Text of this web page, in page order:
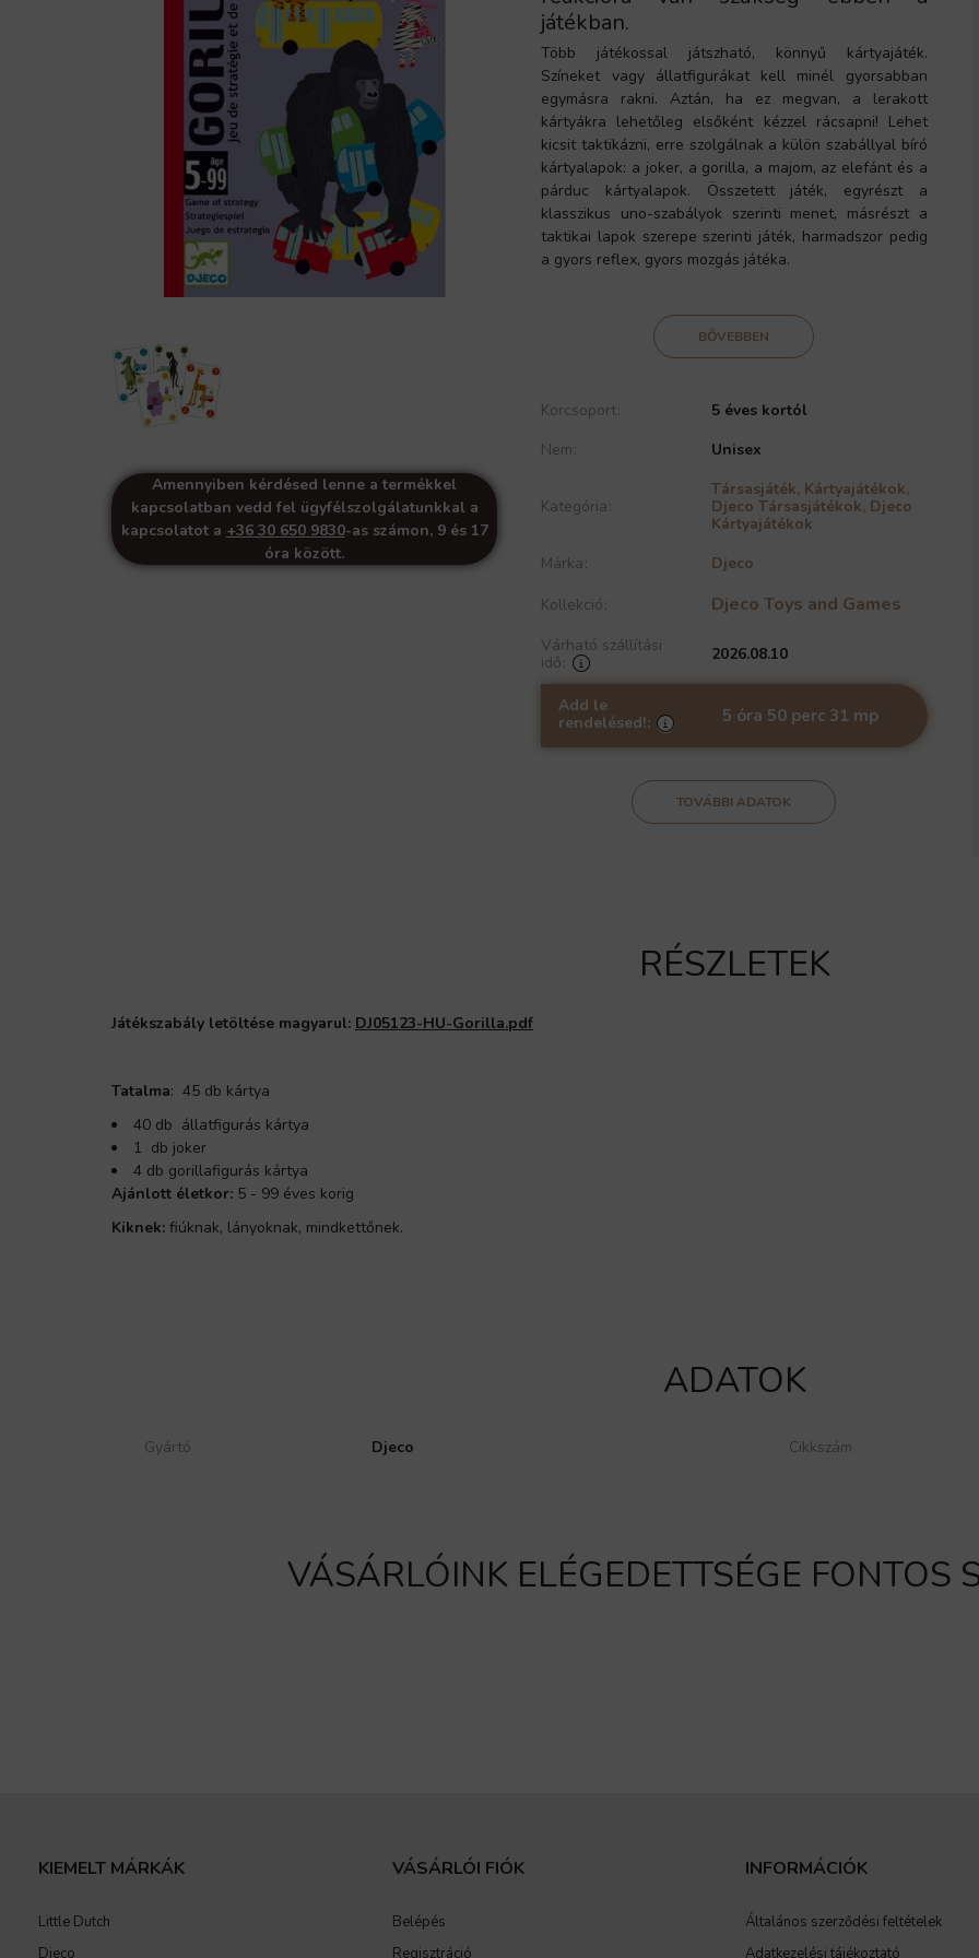
Amennyiben kérdésed lenne a termékkel
kapcsolatban vedd fel ügyfélszolgálatunkkal a
kapcsolatot a +36 30 650 9830-as számon, 9 és 17
óra között.
játékban.
Több játékossal játszható, könnyű kártyajáték.
Színeket vagy állatfigurákat kell minél gyorsabban
egymásra rakni. Aztán, ha ez megvan, a lerakott
kártyákra lehetőleg elsőként kézzel rácsapni! Lehet
kicsit taktikázni, erre szolgálnak a külön szabállyal bíró
kártyalapok: a joker, a gorilla, a majom, az elefánt és a
párduc kártyalapok. Összetett játék, egyrészt a
klasszikus uno-szabályok szerinti menet, másrészt a
taktikai lapok szerepe szerinti játék, harmadszor pedig
a gyors reflex, gyors mozgás játéka.
BŐVEBBEN
Korcsoport
5 éves kortól
Nem
Unisex
Kategória
Társasjáték, Kártyajátékok,
Djeco Társasjátékok, Djeco
Kártyajátékok
Márka
Djeco
Kollekció
Djeco Toys and Games
Várható szállítási
idő
2026.08.10
Add le
rendelésed!
5 óra 50 perc 31 mp
TOVÁBBI ADATOK
RÉSZLETEK
Játékszabály letöltése magyarul: DJ05123-HU-Gorilla.pdf
Tatalma: 45 db kártya
40 db állatfigurás kártya
1 db joker
4 db gorillafigurás kártya
Ajánlott életkor: 5 - 99 éves korig
Kiknek: fiúknak, lányoknak, mindkettőnek.
ADATOK
Gyártó Djeco Cikkszám
VÁSÁRLÓINK ELÉGEDETTSÉGE FONTOS
KIEMELT MÁRKÁK
Little Dutch
Djeco
VÁSÁRLÓI FIÓK
Belépés
Regisztráció
INFORMÁCIÓK
Általános szerződési feltételek
Adatkezelési tájékoztató